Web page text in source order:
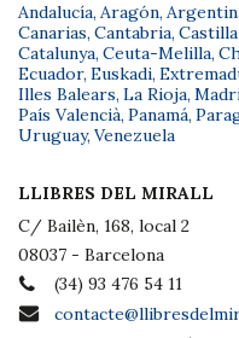
Andalucía, Aragón,
Canarias, Cantabria,
Catalunya, Ceuta-Melilla,
Ecuador, Euskadi,
Illes Balears, La Rioja,
País Valencià, Panamá,
Uruguay, Venezuela
LLIBRES DEL MIRALL
C/ Bailèn, 168, local 2
08037 - Barcelona
(34) 93 476 54 11